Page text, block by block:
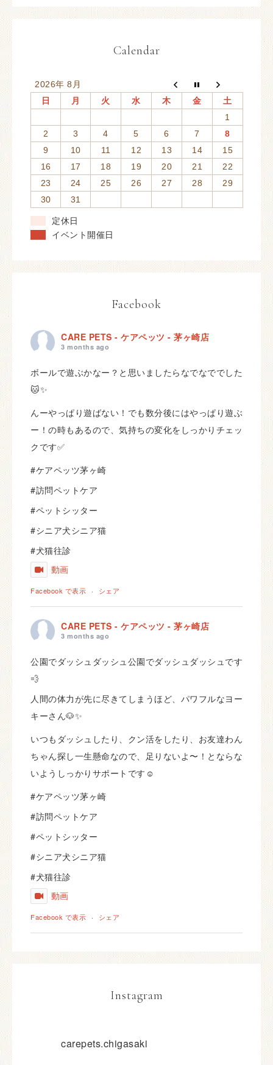
Calendar
2026年 8月
日
月 火 水 木 金
土
1
2
3 4 5 6 7
8
9
10 11 12 13 14
15
16
17 18 19 20 21
22
23
24 25 26 27 28
29
30
31
定休日
イベント開催日
Facebook
CARE PETS - ケアペッツ - 茅ヶ崎店
3 months ago
ボールで遊ぶかなー？と思いましたらなでなででした
🐱✨
んーやっぱり遊ばない！でも数分後にはやっぱり遊ぶ
ー！の時もあるので、気持ちの変化をしっかりチェッ
クです✅
#ケアペッツ茅ヶ崎
#訪問ペットケア
#ペットシッター
#シニア犬シニア猫
#犬猫往診
動画
Facebook で表示 · シェア
CARE PETS - ケアペッツ - 茅ヶ崎店
3 months ago
公園でダッシュダッシュ公園でダッシュダッシュです
💨
人間の体力が先に尽きてしまうほど、パワフルなヨー
キーさん🐶✨
いつもダッシュしたり、クン活をしたり、お友達わん
ちゃん探し一生懸命なので、足りないよ〜！とならな
いようしっかりサポートです☺️
#ケアペッツ茅ヶ崎
#訪問ペットケア
#ペットシッター
#シニア犬シニア猫
#犬猫往診
動画
Facebook で表示 · シェア
Instagram
carepets.chigasaki